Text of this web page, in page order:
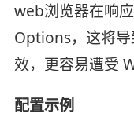
web浏览器在响
Options，这将
效，更容易遭受
配置示例